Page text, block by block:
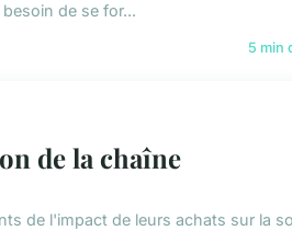
de se for...
5 min
de la chaîne
de l'impact de leurs achats sur la